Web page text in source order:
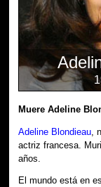
Muere Adeline
Adeline Blondieau ,
actriz francesa.
años.
El mundo está en